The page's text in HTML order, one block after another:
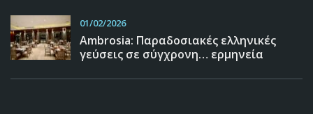
01/02/2026
Ambrosia: Παραδοσιακές ελληνικές
γεύσεις σε σύγχρονη… ερμηνεία